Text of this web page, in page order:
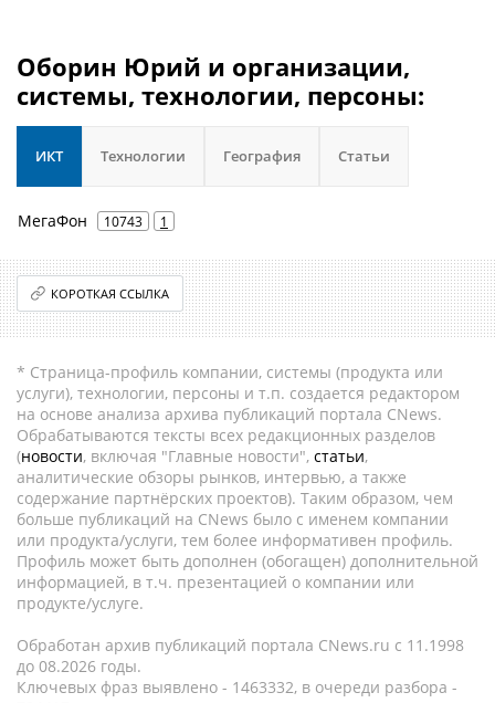
Оборин Юрий и организации,
системы, технологии, персоны:
ИКТ Технологии География Статьи
МегаФон 10743 1
КОРОТКАЯ ССЫЛКА
* Страница-профиль компании, системы (продукта или
услуги), технологии, персоны и т.п. создается редактором
на основе анализа архива публикаций портала CNews.
Обрабатываются тексты всех редакционных разделов
(новости, включая "Главные новости", статьи,
аналитические обзоры рынков, интервью, а также
содержание партнёрских проектов). Таким образом, чем
больше публикаций на CNews было с именем компании
или продукта/услуги, тем более информативен профиль.
Профиль может быть дополнен (обогащен) дополнительной
информацией, в т.ч. презентацией о компании или
продукте/услуге.
Обработан архив публикаций портала CNews.ru c 11.1998
до 08.2026 годы.
Ключевых фраз выявлено - 1463332, в очереди разбора -